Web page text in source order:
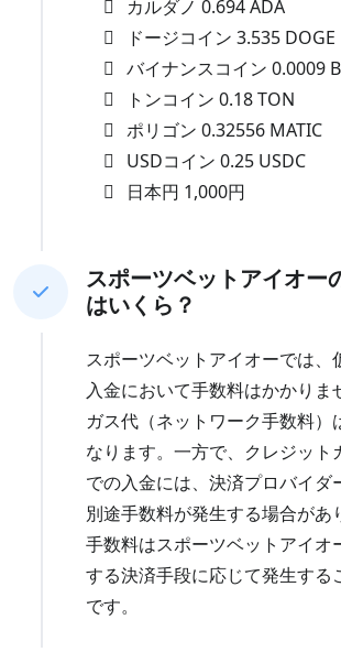
カルダノ 0.694 ADA
ドージコイン 3.535 DOGE
バイナンスコイン 0.0009
トンコイン 0.18 TON
ポリゴン 0.32556 MATIC
USDコイン 0.25 USDC
日本円 1,000円
スポーツベットアイオー
はいくら？
スポーツベットアイオーでは、
入金において手数料はかかりま
ガス代（ネットワーク手数料）
なります。一方で、クレジット
での入金には、決済プロバイダ
別途手数料が発生する場合があ
手数料はスポーツベットアイオ
する決済手段に応じて発生する
です。